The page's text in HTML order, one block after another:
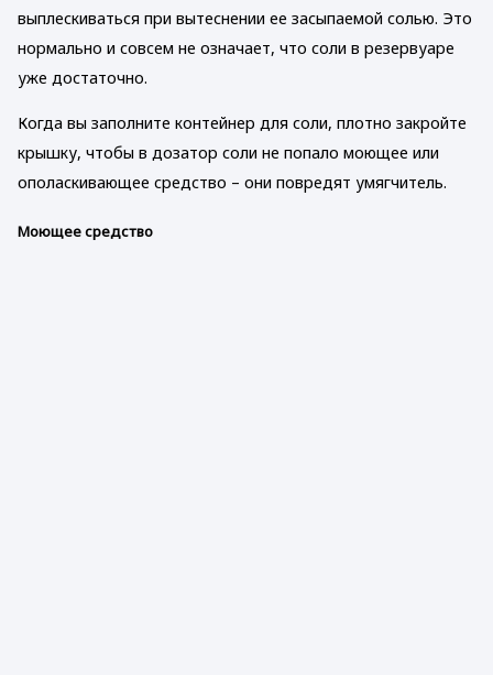
выплескиваться при вытеснении ее засыпаемой солью. Это
нормально и совсем не означает, что соли в резервуаре
уже достаточно.
Когда вы заполните контейнер для соли, плотно закройте
крышку, чтобы в дозатор соли не попало моющее или
ополаскивающее средство – они повредят умягчитель.
Моющее средство